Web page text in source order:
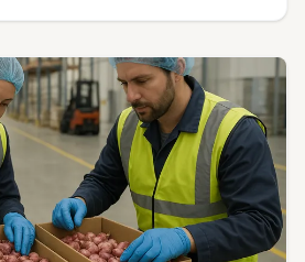
পরিকল্পনা যা আপনি বাস্তবে কার্যকর করতে